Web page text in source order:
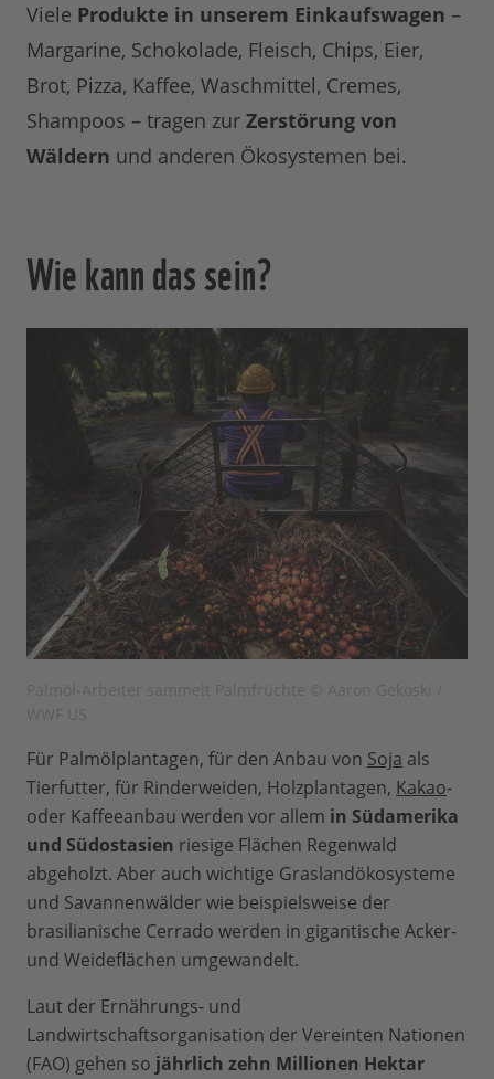
Viele Produkte in unserem Einkaufswagen –
Margarine, Schokolade, Fleisch, Chips, Eier,
Brot, Pizza, Kaffee, Waschmittel, Cremes,
Shampoos – tragen zur Zerstörung von
Wäldern und anderen Ökosystemen bei.
Wie kann das sein?
Für Palmölplantagen, für den Anbau von Soja als
Tierfutter, für Rinderweiden, Holzplantagen, Kakao-
oder Kaffeeanbau werden vor allem in Südamerika
und Südostasien riesige Flächen Regenwald
abgeholzt. Aber auch wichtige Graslandökosysteme
und Savannenwälder wie beispielsweise der
brasilianische Cerrado werden in gigantische Acker-
und Weideflächen umgewandelt.
Laut der Ernährungs- und
Landwirtschaftsorganisation der Vereinten Nationen
(FAO) gehen so jährlich zehn Millionen Hektar